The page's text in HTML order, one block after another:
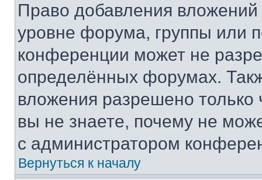
Право добавления
уровне форума, группы или
конференции может не
определённых форумах.
вложения разрешено
вы не знаете, почему не
с администратором
Вернуться к началу